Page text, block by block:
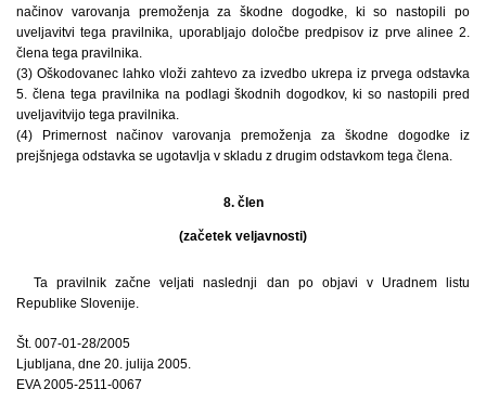
načinov varovanja premoženja za škodne dogodke, ki so nastopili po
uveljavitvi tega pravilnika, uporabljajo določbe predpisov iz prve alinee 2.
člena tega pravilnika.
(3) Oškodovanec lahko vloži zahtevo za izvedbo ukrepa iz prvega odstavka
5. člena tega pravilnika na podlagi škodnih dogodkov, ki so nastopili pred
uveljavitvijo tega pravilnika.
(4) Primernost načinov varovanja premoženja za škodne dogodke iz
prejšnjega odstavka se ugotavlja v skladu z drugim odstavkom tega člena.
8. člen
(začetek veljavnosti)
Ta pravilnik začne veljati naslednji dan po objavi v Uradnem listu
Republike Slovenije.
Št. 007-01-28/2005
Ljubljana, dne 20. julija 2005.
EVA 2005-2511-0067